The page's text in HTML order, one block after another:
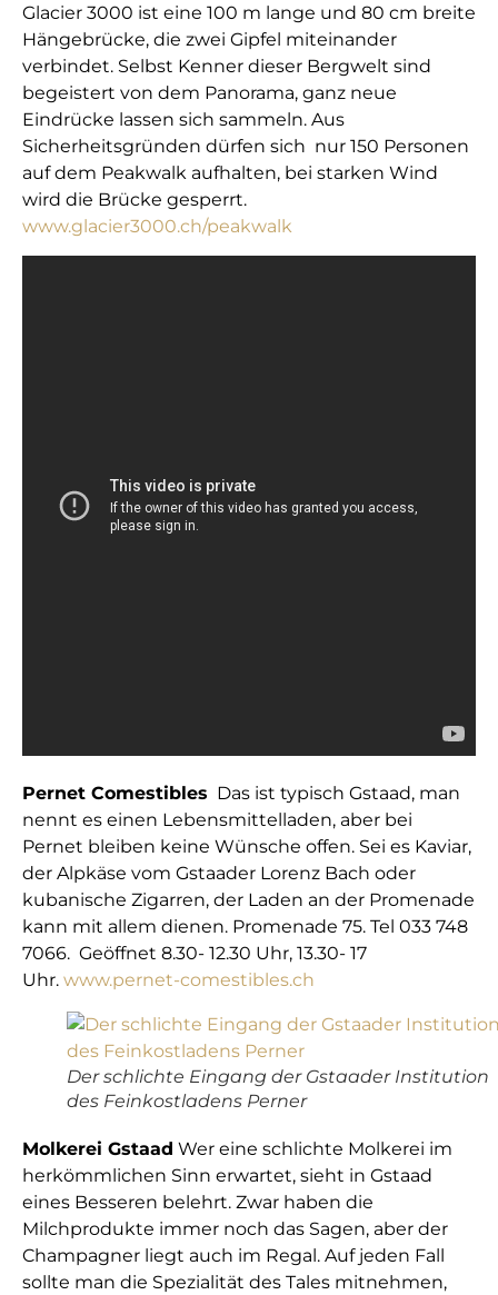
Glacier 3000 ist eine 100 m lange und 80 cm breite
Hängebrücke, die zwei Gipfel miteinander
verbindet. Selbst Kenner dieser Bergwelt sind
begeistert von dem Panorama, ganz neue
Eindrücke lassen sich sammeln. Aus
Sicherheitsgründen dürfen sich nur 150 Personen
auf dem Peakwalk aufhalten, bei starken Wind
wird die Brücke gesperrt.
www.glacier3000.ch/peakwalk
Pernet Comestibles Das ist typisch Gstaad, man
nennt es einen Lebensmittelladen, aber bei
Pernet bleiben keine Wünsche offen. Sei es Kaviar,
der Alpkäse vom Gstaader Lorenz Bach oder
kubanische Zigarren, der Laden an der Promenade
kann mit allem dienen. Promenade 75. Tel 033 748
7066. Geöffnet 8.30- 12.30 Uhr, 13.30- 17
Uhr. www.pernet-comestibles.ch
Der schlichte Eingang der Gstaader Institution
des Feinkostladens Perner
Molkerei Gstaad Wer eine schlichte Molkerei im
herkömmlichen Sinn erwartet, sieht in Gstaad
eines Besseren belehrt. Zwar haben die
Milchprodukte immer noch das Sagen, aber der
Champagner liegt auch im Regal. Auf jeden Fall
sollte man die Spezialität des Tales mitnehmen,